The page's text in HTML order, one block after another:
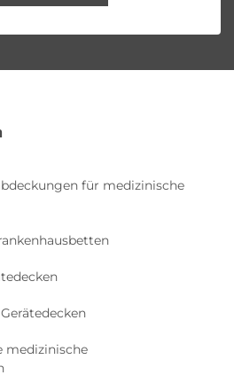
für medizinische
medizinische